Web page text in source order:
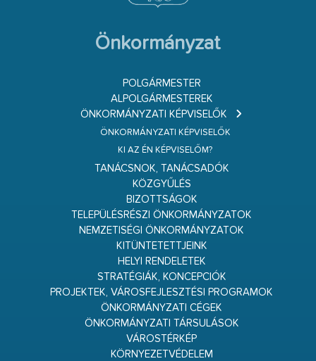
Önkormányzat
POLGÁRMESTER
ALPOLGÁRMESTEREK
ÖNKORMÁNYZATI KÉPVISELŐK
ÖNKORMÁNYZATI KÉPVISELŐK
KI AZ ÉN KÉPVISELŐM?
TANÁCSNOK, TANÁCSADÓK
KÖZGYŰLÉS
BIZOTTSÁGOK
TELEPÜLÉSRÉSZI ÖNKORMÁNYZATOK
NEMZETISÉGI ÖNKORMÁNYZATOK
KITÜNTETETTJEINK
HELYI RENDELETEK
STRATÉGIÁK, KONCEPCIÓK
PROJEKTEK, VÁROSFEJLESZTÉSI PROGRAMOK
ÖNKORMÁNYZATI CÉGEK
ÖNKORMÁNYZATI TÁRSULÁSOK
VÁROSTÉRKÉP
KÖRNYEZETVÉDELEM